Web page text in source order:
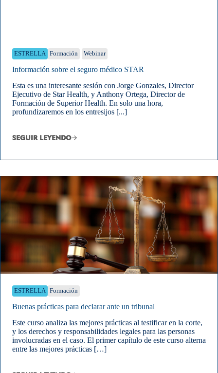
ESTRELLA Formación Webinar
Información sobre el seguro médico STAR
Esta es una interesante sesión con Jorge Gonzales, Director
Ejecutivo de Star Health, y Anthony Ortega, Director de
Formación de Superior Health. En solo una hora,
profundizaremos en los entresijos [...]
SEGUIR LEYENDO
ESTRELLA Formación
Buenas prácticas para declarar ante un tribunal
Este curso analiza las mejores prácticas al testificar en la corte,
y los derechos y responsabilidades legales para las personas
involucradas en el caso. El primer capítulo de este curso alterna
entre las mejores prácticas […]